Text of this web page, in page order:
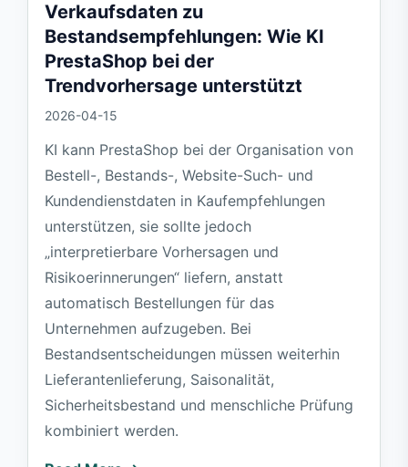
Verkaufsdaten zu
Bestandsempfehlungen: Wie KI
PrestaShop bei der
Trendvorhersage unterstützt
2026-04-15
KI kann PrestaShop bei der Organisation von
Bestell-, Bestands-, Website-Such- und
Kundendienstdaten in Kaufempfehlungen
unterstützen, sie sollte jedoch
„interpretierbare Vorhersagen und
Risikoerinnerungen“ liefern, anstatt
automatisch Bestellungen für das
Unternehmen aufzugeben. Bei
Bestandsentscheidungen müssen weiterhin
Lieferantenlieferung, Saisonalität,
Sicherheitsbestand und menschliche Prüfung
kombiniert werden.